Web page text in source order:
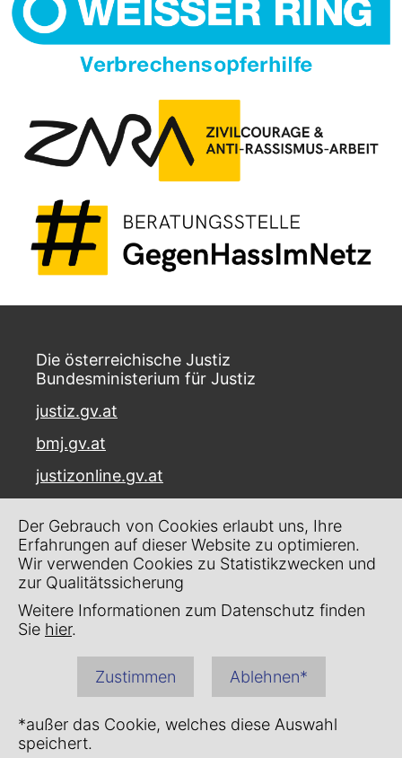
Die österreichische Justiz
Bundesministerium für Justiz
justiz.gv.at
bmj.gv.at
justizonline.gv.at
Museumstraße 7
1070 Wien
Kontakt
Impressum
Barrierefreiheit
Der Gebrauch von Cookies erlaubt uns, Ihre
Erfahrungen auf dieser Website zu optimieren.
Wir verwenden Cookies zu Statistikzwecken und
zur Qualitätssicherung
Weitere Informationen zum Datenschutz finden
Sie hier.
Zustimmen Ablehnen*
*außer das Cookie, welches diese Auswahl
speichert.